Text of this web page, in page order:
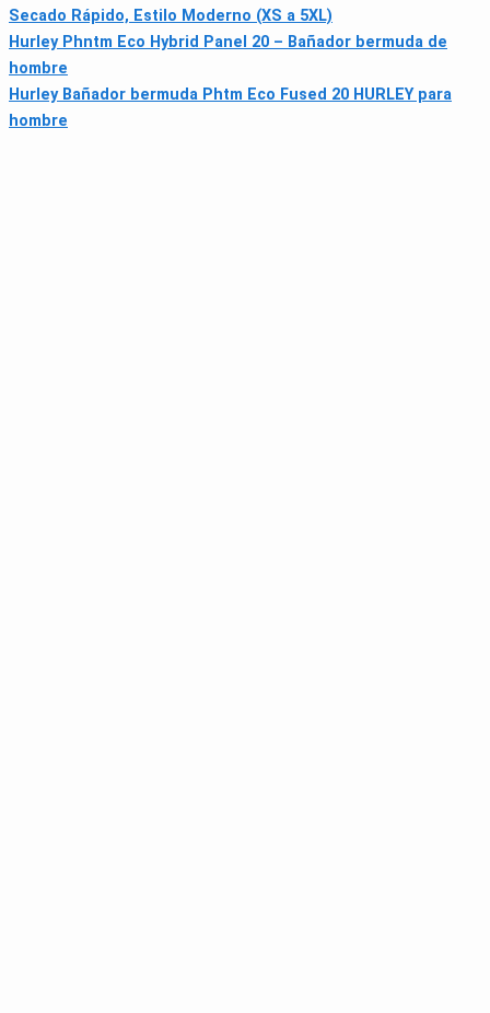
Secado Rápido, Estilo Moderno (XS a 5XL)
Hurley Phntm Eco Hybrid Panel 20 – Bañador bermuda de
hombre
Hurley Bañador bermuda Phtm Eco Fused 20 HURLEY para
hombre